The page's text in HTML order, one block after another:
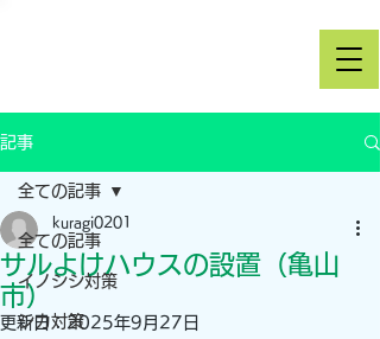
記事
全ての記事
イノシシ対策
シカ対策
全ての記事
サルよけハウスの設置（亀山
市）
kuragi0201
更新日：2025年9月27日